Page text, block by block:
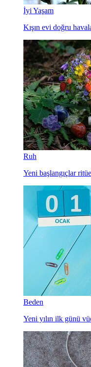
İyi Yaşam
Kışın evi doğru
Ruh
Yeni başlangıçlar
Beden
Yeni yılın ilk günü